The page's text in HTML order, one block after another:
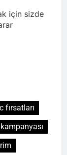
için sizde
fırsatları